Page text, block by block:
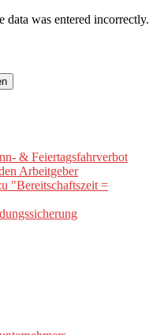
data was entered incorrectly.
& Feiertagsfahrverbot
Arbeitgeber
"Bereitschaftszeit =